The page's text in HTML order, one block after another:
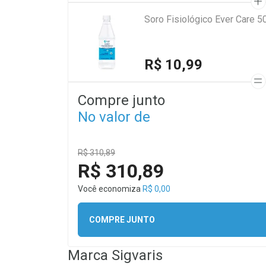
Soro Fisiológico Ever Care
R$ 10,99
Compre junto
No valor de
R$ 310,89
R$ 310,89
Você economiza R$ 0,00
COMPRE JUNTO
Marca Sigvaris